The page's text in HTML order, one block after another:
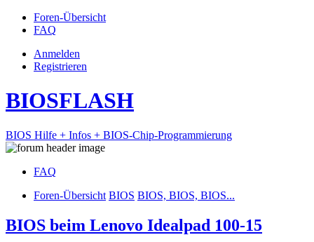
Foren-Übersicht
FAQ
Anmelden
Registrieren
BIOSFLASH
BIOS Hilfe + Infos + BIOS-Chip-Programmierung
FAQ
Foren-Übersicht BIOS BIOS, BIOS, BIOS...
BIOS beim Lenovo Idealpad 100-15